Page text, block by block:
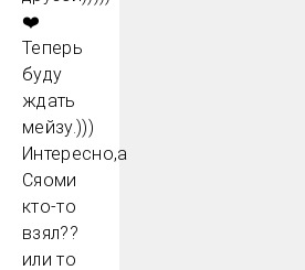
❤️
Теперь
буду
ждать
мейзу.)))
Интересно,а
Сяоми
кто-то
взял??
или то